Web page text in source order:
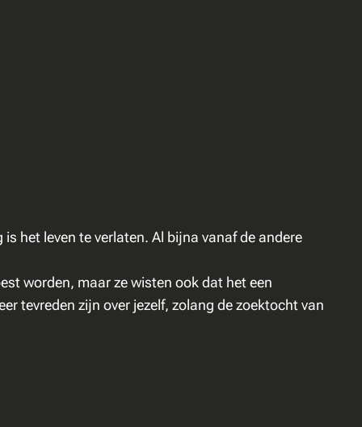
het leven te verlaten. Al bijna vanaf de andere
worden, maar ze wisten ook dat het een
tevreden zijn over jezelf, zolang de zoektocht van